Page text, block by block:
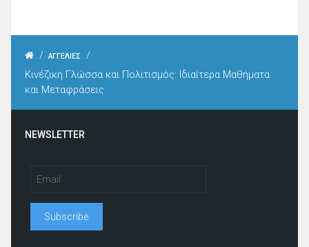
/ ΑΓΓΕΛΙΕΣ
/
Κινέζικη Γλώσσα και Πολιτισμός: Ιδιαίτερα Μαθήματα
και Μεταφράσεις
NEWSLETTER